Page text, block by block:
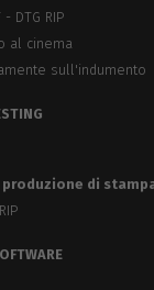
- DTG RIP
al cinema
sull'indumento
di